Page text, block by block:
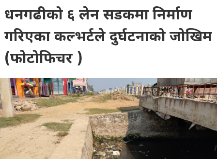
धनगढीको ६ लेन सडकमा निर्माण
गरिएका कल्भर्टले दुर्घटनाको जोखिम
(फोटोफिचर )